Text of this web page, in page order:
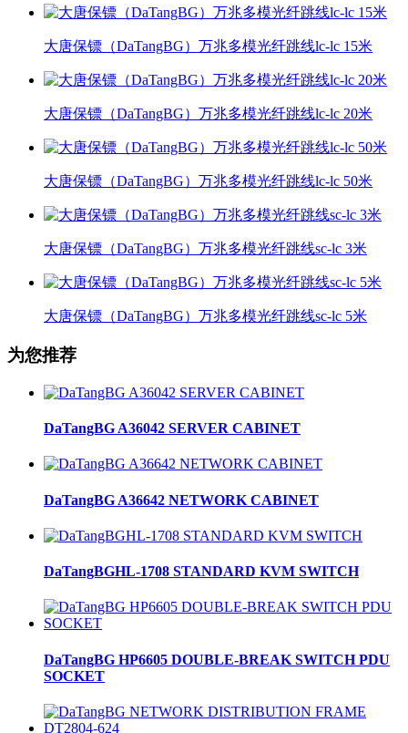
大唐保镖（DaTangBG）万兆多模光纤跳线lc-lc 15米
大唐保镖（DaTangBG）万兆多模光纤跳线lc-lc 20米
大唐保镖（DaTangBG）万兆多模光纤跳线lc-lc 50米
大唐保镖（DaTangBG）万兆多模光纤跳线sc-lc 3米
大唐保镖（DaTangBG）万兆多模光纤跳线sc-lc 5米
为您推荐
DaTangBG A36042 SERVER CABINET
DaTangBG A36642 NETWORK CABINET
DaTangBGHL-1708 STANDARD KVM SWITCH
DaTangBG HP6605 DOUBLE-BREAK SWITCH PDU
SOCKET